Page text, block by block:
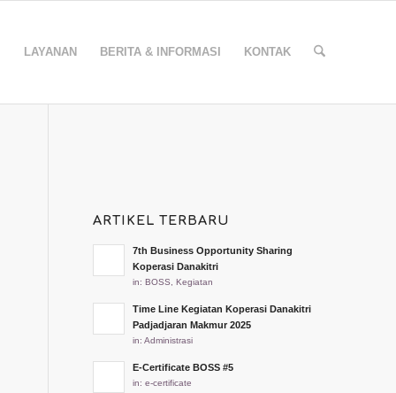
LAYANAN BERITA & INFORMASI KONTAK
ARTIKEL TERBARU
7th Business Opportunity Sharing
Koperasi Danakitri
in:BOSS ,Kegiatan
Time Line Kegiatan Koperasi Danakitri
Padjadjaran Makmur 2025
in:Administrasi
E-Certificate BOSS #5
in:e-certificate